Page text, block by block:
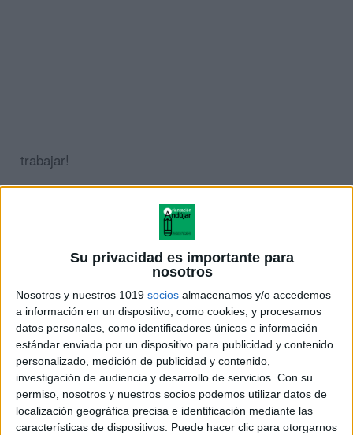
Su privacidad es importante para
nosotros
Nosotros y nuestros 1019 socios almacenamos y/o accedemos
a información en un dispositivo, como cookies, y procesamos
datos personales, como identificadores únicos e información
estándar enviada por un dispositivo para publicidad y contenido
personalizado, medición de publicidad y contenido,
investigación de audiencia y desarrollo de servicios. Con su
permiso, nosotros y nuestros socios podemos utilizar datos de
localización geográfica precisa e identificación mediante las
características de dispositivos. Puede hacer clic para otorgarnos
trabajar!